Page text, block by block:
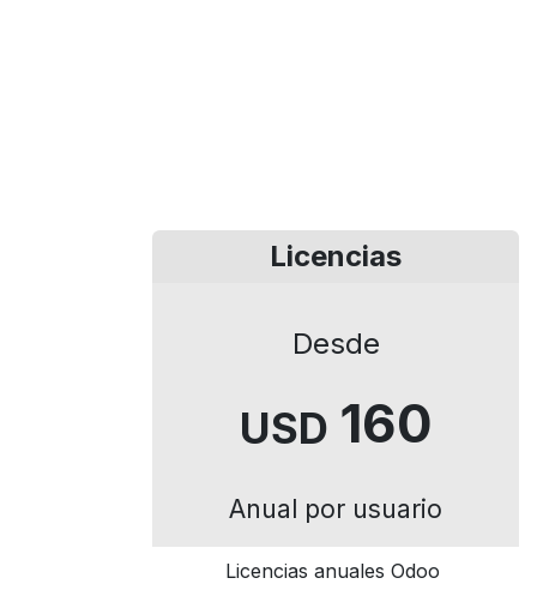
Licencias
Desde
USD 160
Anual por usuario
Licencias anuales Odoo